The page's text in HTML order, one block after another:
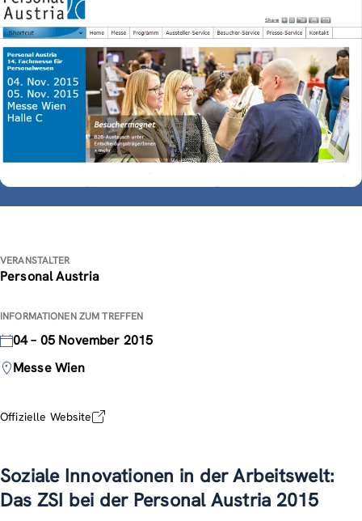
VERANSTALTER
Personal Austria
INFORMATIONEN ZUM TREFFEN
04 – 05 November 2015
Messe Wien
Offizielle Website
Soziale Innovationen in der Arbeitswelt:
Das ZSI bei der Personal Austria 2015